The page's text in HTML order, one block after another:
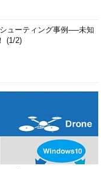
いない場合には、大き
にはクラウド環境でビッ
した。
隊を持っている大企業
での運用はオンプレミス
が要求される上、エンジ
大きく変わることは知っ
ューティング事例──未知
(1/2)